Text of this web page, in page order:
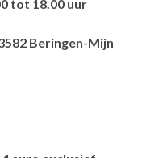
tot 18.00 uur
Beringen-Mijn